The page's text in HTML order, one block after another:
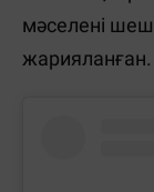
мәселені
жарияланған.